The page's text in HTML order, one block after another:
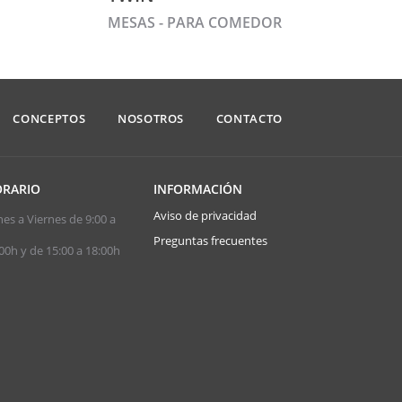
MESAS - PARA COMEDOR
CONCEPTOS NOSOTROS CONTACTO
a Viernes de 9:00 a
y de 15:00 a 18:00h
INFORMACIÓN
Aviso de privacidad
Preguntas frecuentes